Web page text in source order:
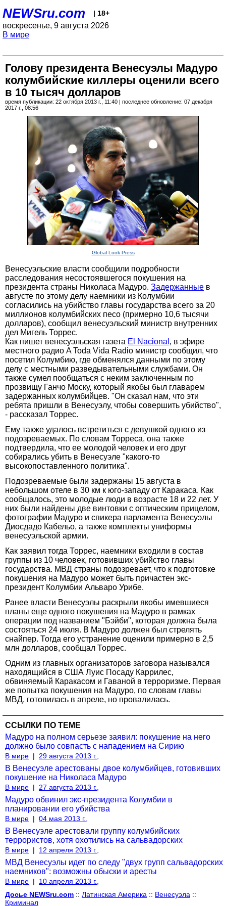
NEWSru.com | 18+
воскресенье, 9 августа 2026
В мире
Голову президента Венесуэлы Мадуро
колумбийские киллеры оценили всего
в 10 тысяч долларов
время публикации: 22 октября 2013 г., 11:40 | последнее обновление: 07 декабря
2017 г., 08:56
Global Look Press
Венесуэльские власти сообщили подробности
расследования несостоявшегося покушения на
президента страны Николаса Мадуро. Задержанные в
августе по этому делу наемники из Колумбии
согласились на убийство главы государства всего за 20
миллионов колумбийских песо (примерно 10,6 тысячи
долларов), сообщил венесуэльский министр внутренних
дел Мигель Торрес.
Как пишет венесуэльская газета El Nacional , в эфире
местного радио A Toda Vida Radio министр сообщил, что
посетил Колумбию, где обменялся данными по этому
делу с местными разведывательными службами. Он
также сумел пообщаться с неким заключенным по
прозвищу Ганчо Моску, который якобы был главарем
задержанных колумбийцев. "Он сказал нам, что эти
ребята пришли в Венесуэлу, чтобы совершить убийство",
- рассказал Торрес.
Ему также удалось встретиться с девушкой одного из
подозреваемых. По словам Торреса, она также
подтвердила, что ее молодой человек и его друг
собирались убить в Венесуэле "какого-то
высокопоставленного политика".
Подозреваемые были задержаны 15 августа в
небольшом отеле в 30 км к юго-западу от Каракаса. Как
сообщалось, это молодые люди в возрасте 18 и 22 лет. У
них были найдены две винтовки с оптическим прицелом,
фотографии Мадуро и спикера парламента Венесуэлы
Диосдадо Кабельо, а также комплекты униформы
венесуэльской армии.
Как заявил тогда Торрес, наемники входили в состав
группы из 10 человек, готовивших убийство главы
государства. МВД страны подозревает, что к подготовке
покушения на Мадуро может быть причастен экс-
президент Колумбии Альваро Урибе.
Ранее власти Венесуэлы раскрыли якобы имевшиеся
планы еще одного покушения на Мадуро в рамках
операции под названием "Бэйби", которая должна была
состояться 24 июля. В Мадуро должен был стрелять
снайпер. Тогда его устранение оценили примерно в 2,5
млн долларов, сообщал Торрес.
Одним из главных организаторов заговора назывался
находящийся в США Луис Посаду Каррилес,
обвиняемый Каракасом и Гаваной в терроризме. Первая
же попытка покушения на Мадуро, по словам главы
МВД, готовилась в апреле, но провалилась.
ССЫЛКИ ПО ТЕМЕ
Мадуро на полном серьезе заявил: покушение на него
должно было совпасть с нападением на Сирию
В мире | 29 августа 2013 г.,
В Венесуэле арестованы двое колумбийцев, готовивших
покушение на Николаса Мадуро
В мире | 27 августа 2013 г.,
Мадуро обвинил экс-президента Колумбии в
планировании его убийства
В мире | 04 мая 2013 г.,
В Венесуэле арестовали группу колумбийских
террористов, хотя охотились на сальвадорских
В мире | 12 апреля 2013 г.,
МВД Венесуэлы идет по следу "двух групп сальвадорских
наемников": возможны обыски и аресты
В мире |
10 апреля 2013 г.,
Досье NEWSru.com :: Латинская Америка :: Венесуэла ::
Криминал